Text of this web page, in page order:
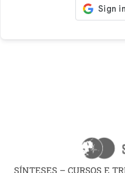
SÍNTESES – CURSOS E